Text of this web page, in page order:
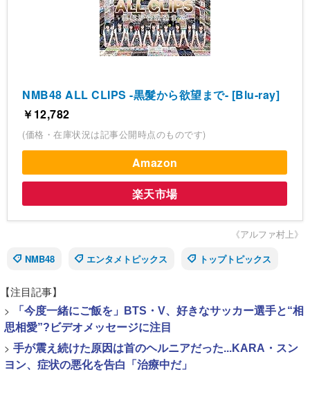
NMB48 ALL CLIPS -黒髮から欲望まで- [Blu-ray]
￥12,782
(価格・在庫状況は記事公開時点のものです)
Amazon
楽天市場
《アルファ村上》
NMB48
エンタメトピックス トップトピックス
【注目記事】
>
「今度一緒にご飯を」BTS・V、好きなサッカー選手と“相
思相愛”?ビデオメッセージに注目
> 手が震え続けた原因は首のヘルニアだった...KARA・スン
ヨン、症状の悪化を告白「治療中だ」